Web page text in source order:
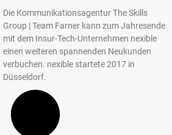
Die Kommunikationsagentur The Skills
Group | Team Farner kann zum Jahresende
mit dem Insur-Tech-Unternehmen nexible
einen weiteren spannenden Neukunden
verbuchen. nexible startete 2017 in
Düsseldorf.